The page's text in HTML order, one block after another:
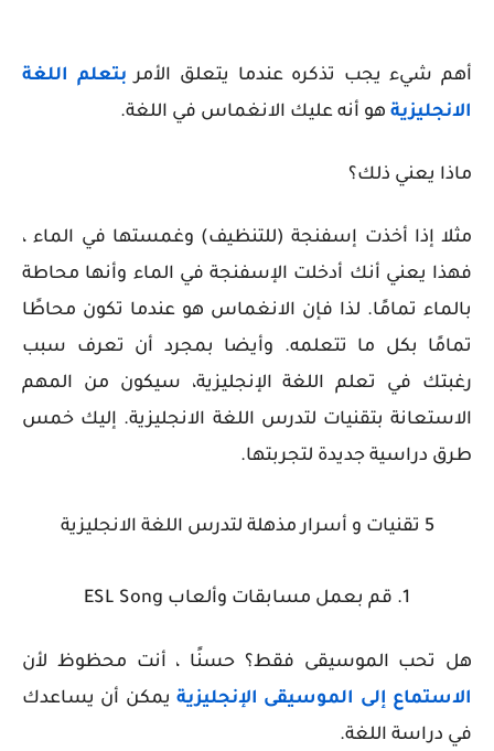
أهم شيء يجب تذكره عندما يتعلق الأمر بتعلم اللغة
الانجليزية هو أنه عليك الانغماس في اللغة.
ماذا يعني ذلك؟
مثلا إذا أخذت إسفنجة (للتنظيف) وغمستها في الماء ،
فهذا يعني أنك أدخلت الإسفنجة في الماء وأنها محاطة
بالماء تمامًا. لذا فإن الانغماس هو عندما تكون محاطًا
تمامًا بكل ما تتعلمه. وأيضا بمجرد أن تعرف سبب
رغبتك في تعلم اللغة الإنجليزية، سيكون من المهم
الاستعانة بتقنيات لتدرس اللغة الانجليزية. إليك خمس
طرق دراسية جديدة لتجربتها.
5 تقنيات و أسرار مذهلة لتدرس اللغة الانجليزية
1. قم بعمل مسابقات وألعاب ESL Song
هل تحب الموسيقى فقط؟ حسنًا ، أنت محظوظ لأن
الاستماع إلى الموسيقى الإنجليزية يمكن أن يساعدك
في دراسة اللغة.